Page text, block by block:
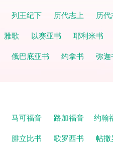
列王纪下 历代志上 历
雅歌 以赛亚书 耶利米书
俄巴底亚书 约拿书 弥迦
马可福音 路加福音 约翰
腓立比书 歌罗西书 帖撒